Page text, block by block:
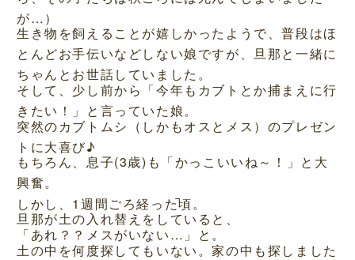
が…）
生き物を飼えることが嬉しかったようで、普段はほ
とんどお手伝いなどしない娘ですが、旦那と一緒に
ちゃんとお世話していました。
そして、少し前から「今年もカブトとか捕まえに行
きたい！」と言っていた娘。
突然のカブトムシ（しかもオスとメス）のプレゼン
トに大喜び♪
もちろん、息子(3歳)も「かっこいいね～！」と大
興奮。
しかし、1週間ごろ経った頃。
旦那が土の入れ替えをしていると、
「あれ？？メスがいない…」と。
土の中を何度探してもいない。家の中も探しました